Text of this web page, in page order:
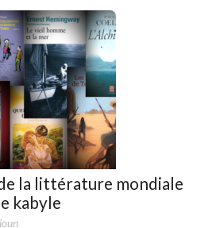
la littérature mondiale
kabyle